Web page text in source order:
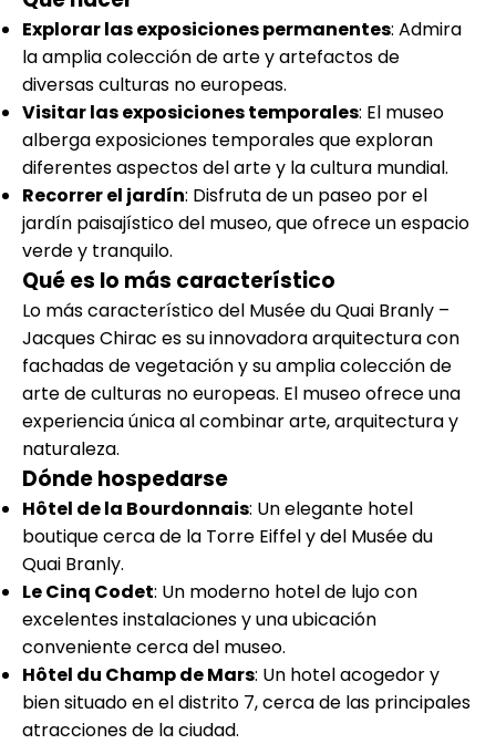
Explorar las exposiciones permanentes: Admira
la amplia colección de arte y artefactos de
diversas culturas no europeas.
Visitar las exposiciones temporales: El museo
alberga exposiciones temporales que exploran
diferentes aspectos del arte y la cultura mundial.
Recorrer el jardín: Disfruta de un paseo por el
jardín paisajístico del museo, que ofrece un espacio
verde y tranquilo.
Qué es lo más característico
Lo más característico del Musée du Quai Branly –
Jacques Chirac es su innovadora arquitectura con
fachadas de vegetación y su amplia colección de
arte de culturas no europeas. El museo ofrece una
experiencia única al combinar arte, arquitectura y
naturaleza.
Dónde hospedarse
Hôtel de la Bourdonnais: Un elegante hotel
boutique cerca de la Torre Eiffel y del Musée du
Quai Branly.
Le Cinq Codet: Un moderno hotel de lujo con
excelentes instalaciones y una ubicación
conveniente cerca del museo.
Hôtel du Champ de Mars: Un hotel acogedor y
bien situado en el distrito 7, cerca de las principales
atracciones de la ciudad.